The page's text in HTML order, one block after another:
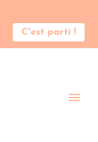
C'est parti !